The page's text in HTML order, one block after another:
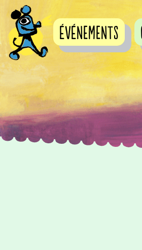
événements